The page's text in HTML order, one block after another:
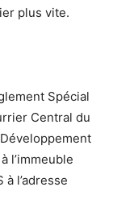
plus vite.
Spécial
Central du
l’immeuble
l’adresse